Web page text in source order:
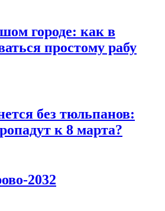
городе: как в
простому рабу
без тюльпанов:
к 8 марта?
2032